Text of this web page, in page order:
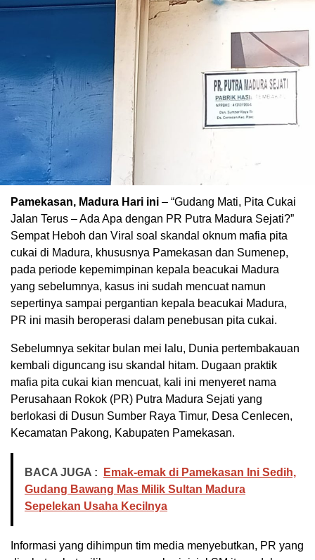
Pamekasan, Madura Hari ini – “Gudang Mati, Pita Cukai
Jalan Terus – Ada Apa dengan PR Putra Madura Sejati?”
Sempat Heboh dan Viral soal skandal oknum mafia pita
cukai di Madura, khususnya Pamekasan dan Sumenep,
pada periode kepemimpinan kepala beacukai Madura
yang sebelumnya, kasus ini sudah mencuat namun
sepertinya sampai pergantian kepala beacukai Madura,
PR ini masih beroperasi dalam penebusan pita cukai.
Sebelumnya sekitar bulan mei lalu, Dunia pertembakauan
kembali diguncang isu skandal hitam. Dugaan praktik
mafia pita cukai kian mencuat, kali ini menyeret nama
Perusahaan Rokok (PR) Putra Madura Sejati yang
berlokasi di Dusun Sumber Raya Timur, Desa Cenlecen,
Kecamatan Pakong, Kabupaten Pamekasan.
BACA JUGA :
Emak-emak di Pamekasan Ini Sedih,
Gudang Bawang Mas Milik Sultan Madura
Sepelekan Usaha Kecilnya
Informasi yang dihimpun tim media menyebutkan, PR yang